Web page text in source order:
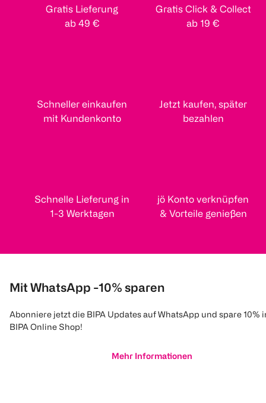
Gratis Lieferung
ab 49 €
Gratis Click & Collect
ab 19 €
Schneller einkaufen
mit Kundenkonto
Jetzt kaufen, später
bezahlen
Schnelle Lieferung in
1-3 Werktagen
jö Konto verknüpfen
& Vorteile genießen
Mit WhatsApp -10% sparen
Abonniere jetzt die BIPA Updates auf WhatsApp und spare 10%
BIPA Online Shop!
Mehr Informationen